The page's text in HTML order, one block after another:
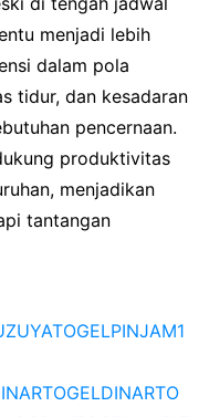
menjadi lebih
dalam pola
tidur, dan kesadaran
pencernaan.
produktivitas
menjadikan
tantangan
PINJAM1
DINARTO